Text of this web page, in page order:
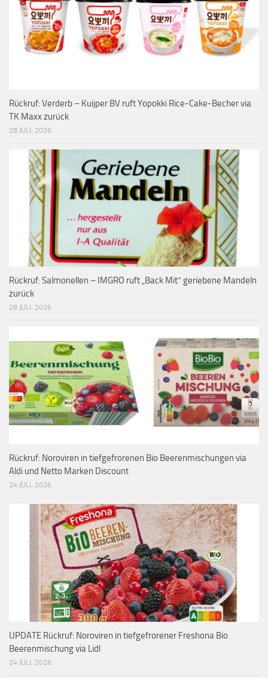
Rückruf: Verderb – Kuijper BV ruft Yopokki Rice-Cake-Becher via
TK Maxx zurück
28 JULI, 2026
Rückruf: Salmonellen – IMGRO ruft „Back Mit“ geriebene Mandeln
zurück
28 JULI, 2026
Rückruf: Noroviren in tiefgefrorenen Bio Beerenmischungen via
Aldi und Netto Marken Discount
24 JULI, 2026
UPDATE Rückruf: Noroviren in tiefgefrorener Freshona Bio
Beerenmischung via Lidl
24 JULI, 2026